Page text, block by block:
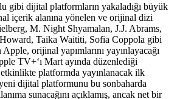
gibi dijital platformların yakaladığı büyük
içerik alanına yönelen ve orijinal dizi
M. Night Shyamalan, J.J. Abrams,
Taika Waititi, Sofia Coppola gibi
orijinal yapımlarını yayınlayacağı
TV+‘ı Mart ayında düzenlediği
etkinlikte platformda yayınlanacak ilk
dijital platformunu bu sonbaharda
sunacağını açıklamış, ancak net bir